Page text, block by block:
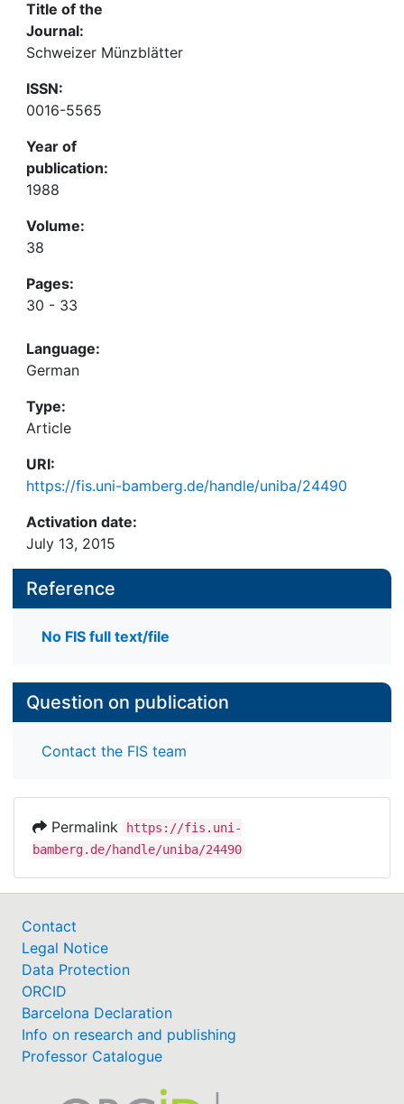
Title of the
Journal:
Schweizer Münzblätter
ISSN:
0016-5565
Year of
publication:
1988
Volume:
38
Pages:
30 - 33
Language:
German
Type:
Article
URI:
https://fis.uni-bamberg.de/handle/uniba/24490
Activation date:
July 13, 2015
Reference
No FIS full text/file
Question on publication
Contact the FIS team
Permalink
https://fis.uni-
bamberg.de/handle/uniba/24490
Contact
Legal Notice
Data Protection
ORCID
Barcelona Declaration
Info on research and publishing
Professor Catalogue